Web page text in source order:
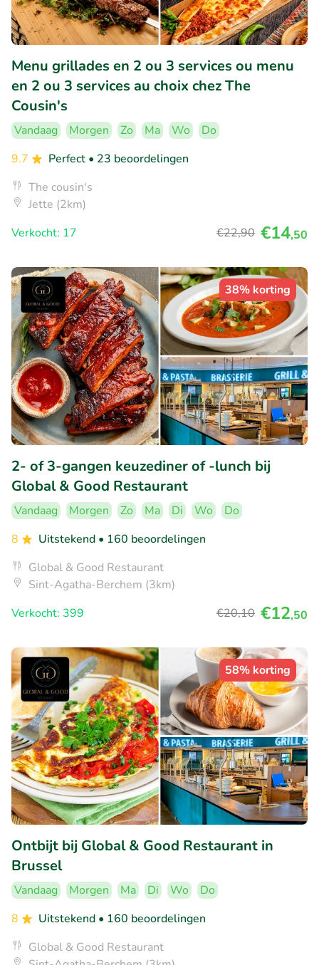
Menu grillades en 2 ou 3 services ou menu
en 2 ou 3 services au choix chez The
Cousin's
Vandaag Morgen Zo Ma Wo
Do
9.7
Perfect • 23 beoordelingen
The cousin's
Jette (2km)
Verkocht: 17
€22,90 €14,50
38% korting
2- of 3-gangen keuzediner of -lunch bij
Global & Good Restaurant
Vandaag Morgen Zo Ma Di Wo
Do
8
Uitstekend • 160 beoordelingen
Global & Good Restaurant
Sint-Agatha-Berchem (3km)
Verkocht: 399
€20,10 €12,50
58% korting
Ontbijt bij Global & Good Restaurant in
Brussel
Vandaag Morgen Ma Di Wo
Do
8
Uitstekend • 160 beoordelingen
Global & Good Restaurant